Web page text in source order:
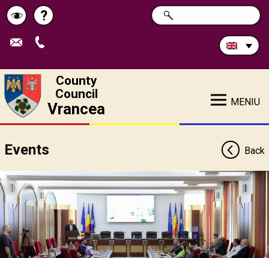
Schimbă
contrastul
Help
?
Search
in
SEARCH
County
Council
Vrancea MENIU
Events Back